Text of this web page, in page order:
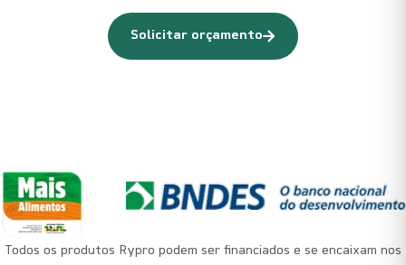
Solicitar orçamento
Todos os produtos Rypro podem ser financiados e se encaixam nos